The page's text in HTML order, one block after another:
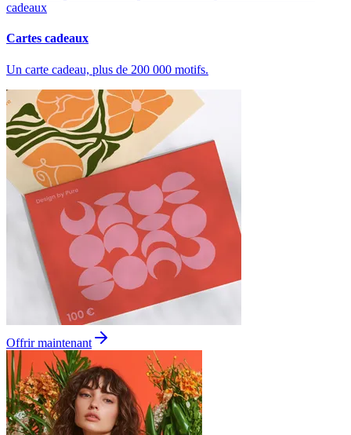
cadeaux
Cartes cadeaux
Un carte cadeau, plus de 200 000 motifs.
Offrir maintenant